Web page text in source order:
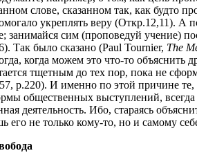
слове, сказанном так, как будто
укреплять веру (Откр.12,11). А
занимайся сим (проповедуй учение)
Так было сказано (Paul Tournier, The
когда можем это что-то объяснить
тщетным до тех пор, пока не
p.220). И именно по этой причине
общественных выступлений,
деятельность. Ибо, стараясь
его не только кому-то, но и самому